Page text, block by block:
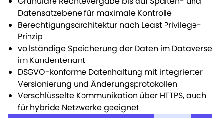
Datensatzebene für maximale Kontrolle
Berechtigungsarchitektur nach Least Privilege-
Prinzip
vollständige Speicherung der Daten im Dataverse
im Kundentenant
DSGVO-konforme Datenhaltung mit integrierter
Versionierung und Änderungsprotokollen
Verschlüsselte Kommunikation über HTTPS, auch
für hybride Netzwerke geeignet